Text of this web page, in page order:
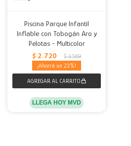
Piscina Parque Infantil
Inflable con Tobogán Aro y
Pelotas - Multicolor
$ 2.720 $ 3.569
23
LLEGA HOY MVD